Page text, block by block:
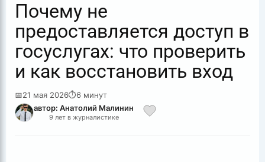
Почему не
предоставляется доступ в
госуслугах: что проверить
и как восстановить вход
📅21 мая 2026⏱6 минут
автор: Анатолий Малинин
9 лет в журналистике